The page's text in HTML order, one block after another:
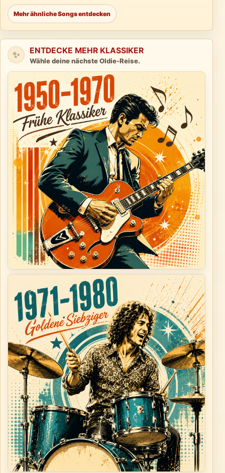
Mehr ähnliche Songs entdecken
✨ ENTDECKE MEHR KLASSIKER
Wähle deine nächste Oldie-Reise.